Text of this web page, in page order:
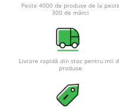
Peste 4000 de produse de la peste
300 de mărci
Livrare rapidă din stoc pentru mii
produse